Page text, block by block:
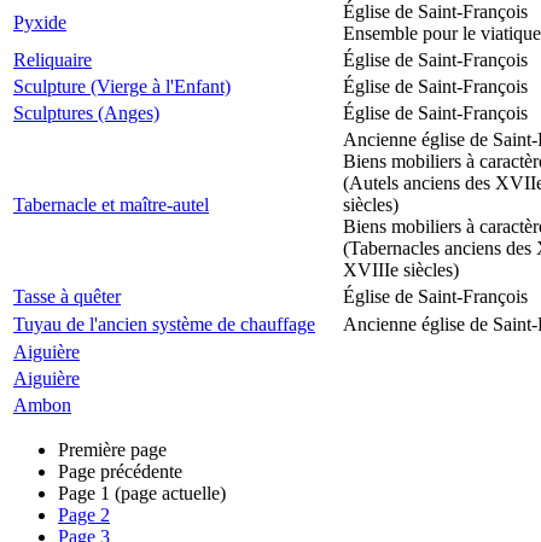
Pyxide
Église de Saint-François
Ensemble pour le viatique
Reliquaire
Église de Saint-François
Sculpture (Vierge à l'Enfant)
Église de Saint-François
Sculptures (Anges)
Église de Saint-François
Tabernacle et maître-autel
Ancienne église de Saint-
Biens mobiliers à
(Autels anciens des
siècles)
Biens mobiliers à
(Tabernacles anciens
XVIIIe siècles)
Tasse à quêter
Église de Saint-François
Tuyau de l'ancien système de chauffage
Ancienne église de Saint-
Aiguière
Aiguière
Ambon
Première page
Page précédente
Page 1 (page actuelle)
Page 2
Page 3